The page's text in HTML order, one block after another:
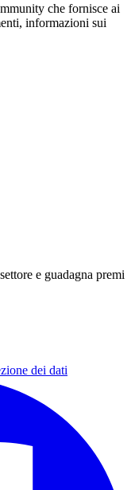
che fornisce ai
informazioni sui
e guadagna premi
dei dati